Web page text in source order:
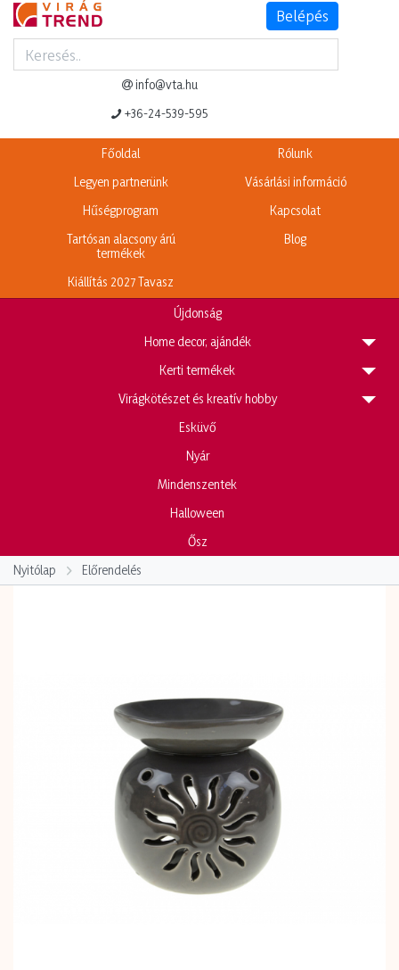
info@vta.hu
+36-24-539-595
Belépés
Főoldal
Rólunk
Legyen partnerünk
Vásárlási információ
Hűségprogram
Kapcsolat
Tartósan alacsony árú
termékek
Blog
Kiállítás 2027 Tavasz
Újdonság
Home decor, ajándék
Kerti termékek
Virágkötészet és kreatív hobby
Esküvő
Nyár
Mindenszentek
Halloween
Ősz
Nyitólap
Előrendelés
Termék adatlap Legnépszerűbb termékeink